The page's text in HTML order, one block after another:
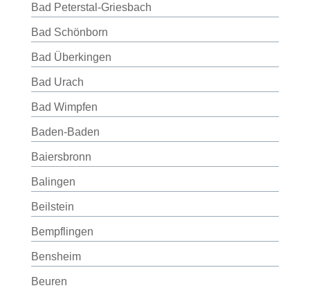
Bad Peterstal-Griesbach
Bad Schönborn
Bad Überkingen
Bad Urach
Bad Wimpfen
Baden-Baden
Baiersbronn
Balingen
Beilstein
Bempflingen
Bensheim
Beuren